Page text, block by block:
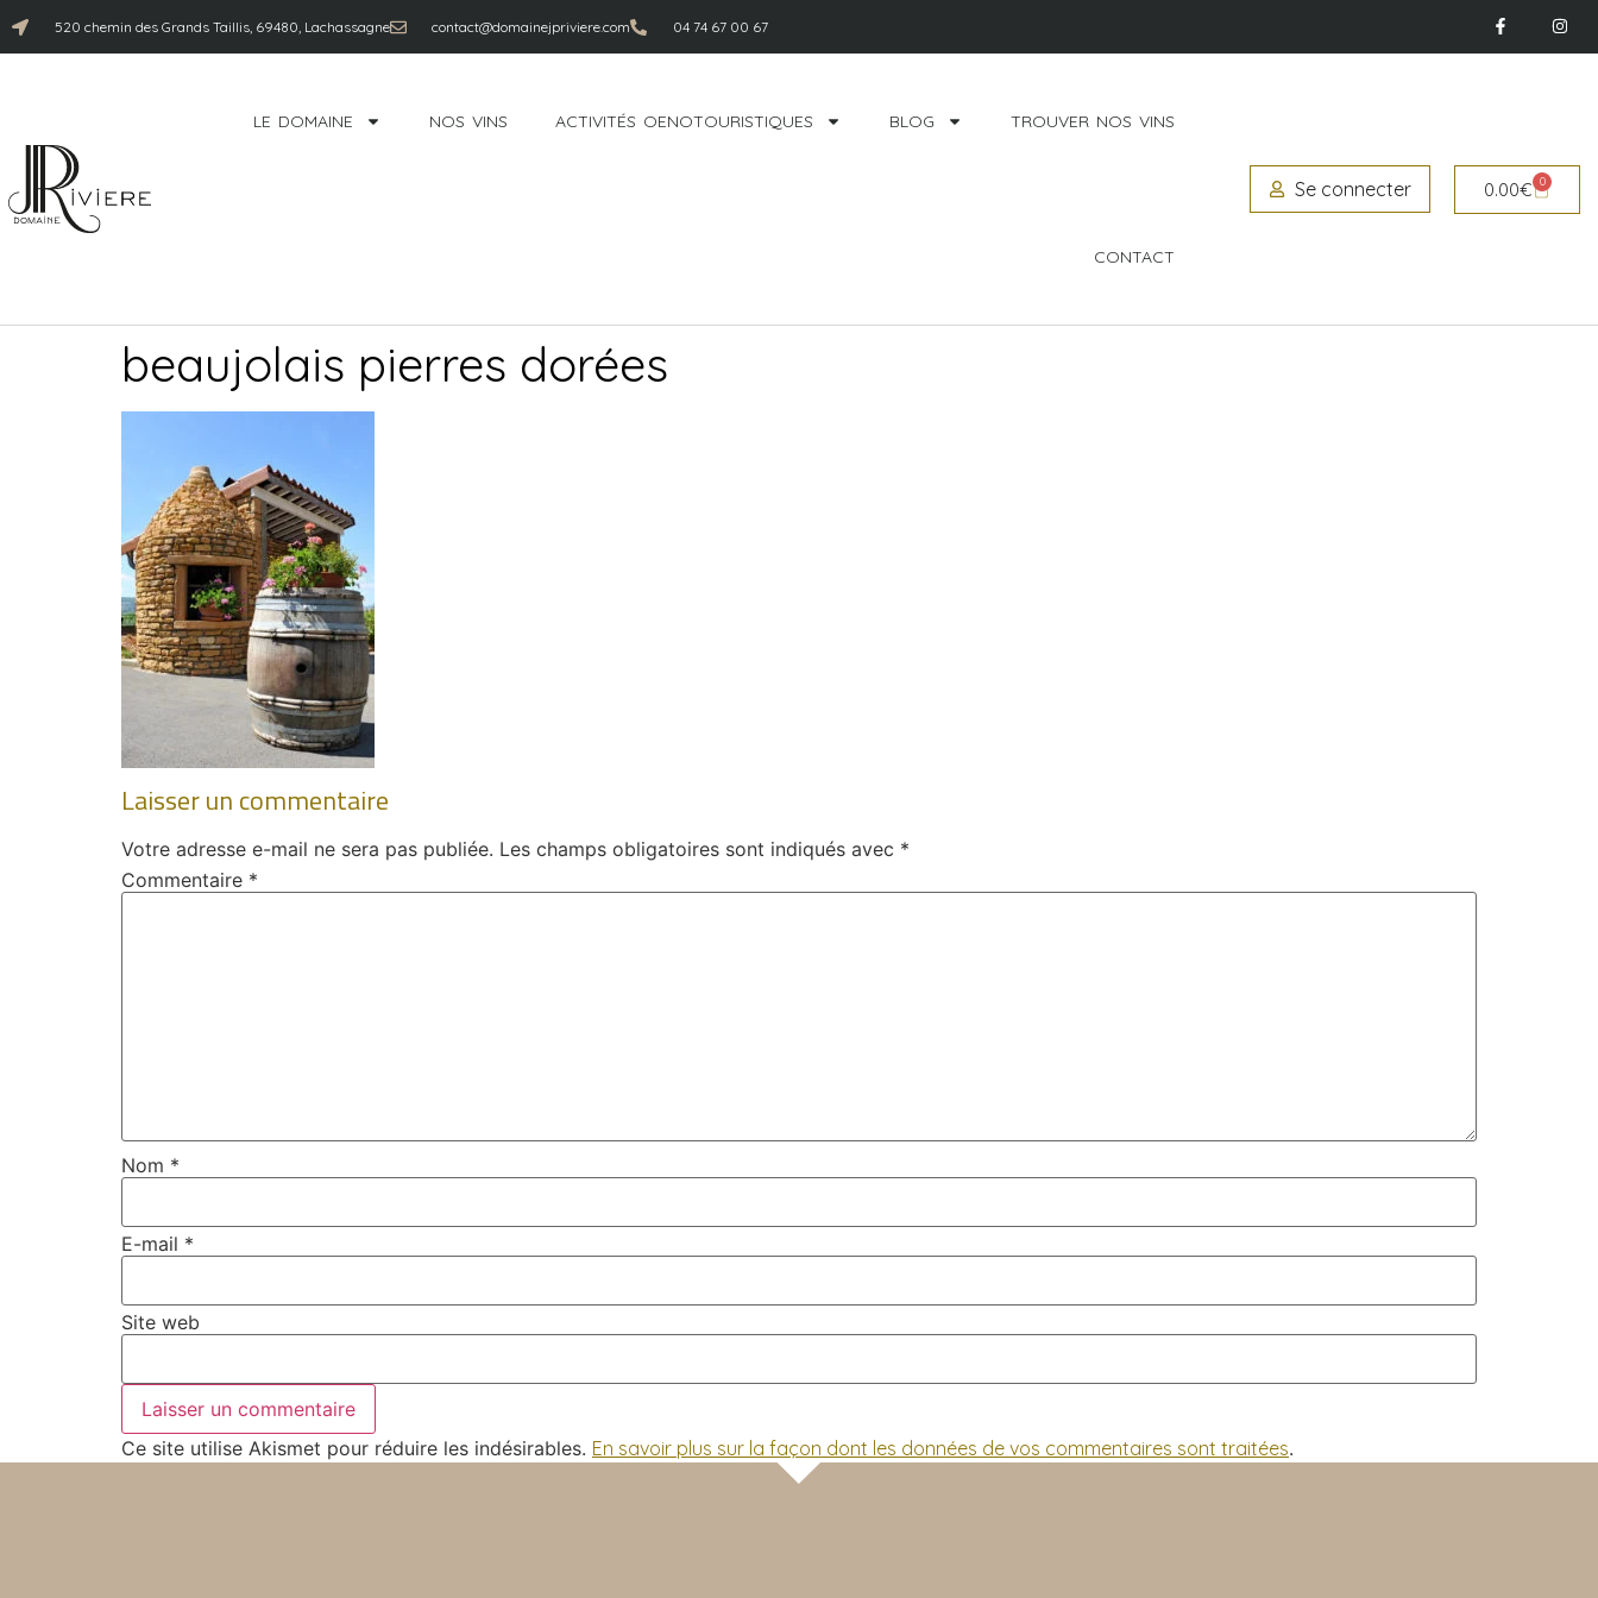
520 chemin des Grands Taillis, 69480, Lachassagne contact@domainejpriviere.com 04 74 67 00 67
LE DOMAINE NOS VINS ACTIVITÉS OENOTOURISTIQUES BLOG TROUVER NOS VINS
CONTACT
Se connecter 0.00€ 0
beaujolais pierres dorées
Laisser un commentaire
Votre adresse e-mail ne sera pas publiée. Les champs obligatoires sont indiqués avec *
Commentaire *
Nom *
E-mail *
Site web
Ce site utilise Akismet pour réduire les indésirables. En savoir plus sur la façon dont les données de vos commentaires sont traitées.